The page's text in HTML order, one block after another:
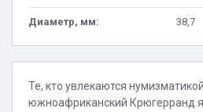
Диаметр, мм: 38,7
Те, кто увлекаются
южноафриканский Крюгерранд